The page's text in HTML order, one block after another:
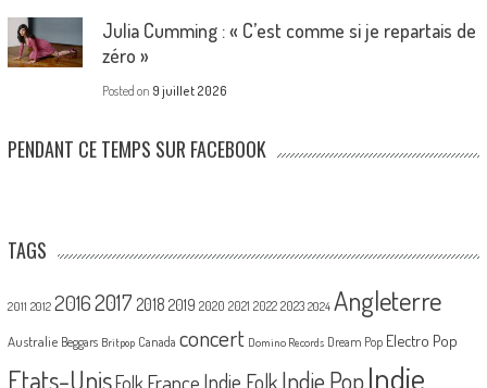
Julia Cumming : « C’est comme si je repartais de
zéro »
Posted on 9 juillet 2026
PENDANT CE TEMPS SUR FACEBOOK
TAGS
2011 2012 20162017 2018 2019 2020 2021 2022 2023 2024 Angleterre
Australie Beggars Britpop Canada concert Domino Records Dream Pop Electro Pop
Etats-UnisFolk France Indie FolkIndie PopIndie